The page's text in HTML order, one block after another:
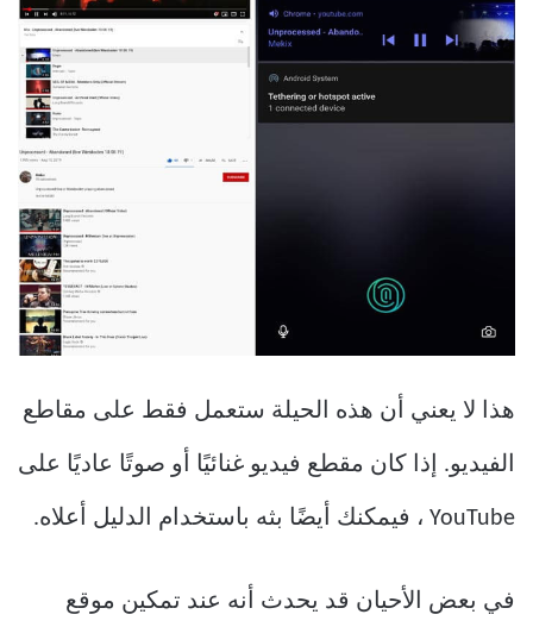
هذا لا يعني أن هذه الحيلة ستعمل فقط على مقاطع
الفيديو. إذا كان مقطع فيديو غنائيًا أو صوتًا عاديًا على
YouTube ، فيمكنك أيضًا بثه باستخدام الدليل أعلاه.
في بعض الأحيان قد يحدث أنه عند تمكين موقع